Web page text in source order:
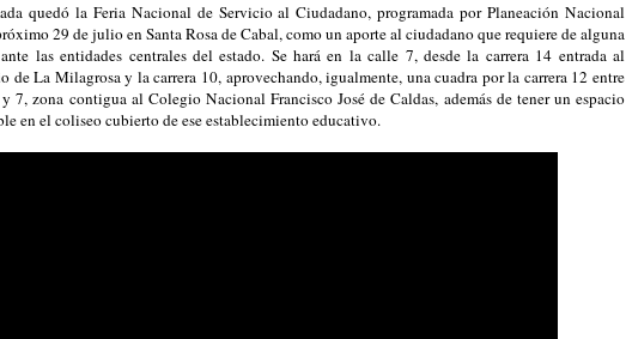
quedó la Feria Nacional de Servicio al Ciudadano, programada por Planeación Nacional
29 de julio en Santa Rosa de Cabal, como un aporte al ciudadano que requiere de alguna
las entidades centrales del estado. Se hará en la calle 7, desde la carrera 14 entrada al
de La Milagrosa y la carrera 10, aprovechando, igualmente, una cuadra por la carrera 12 entre
7, zona contigua al Colegio Nacional Francisco José de Caldas, además de tener un espacio
en el coliseo cubierto de ese establecimiento educativo.